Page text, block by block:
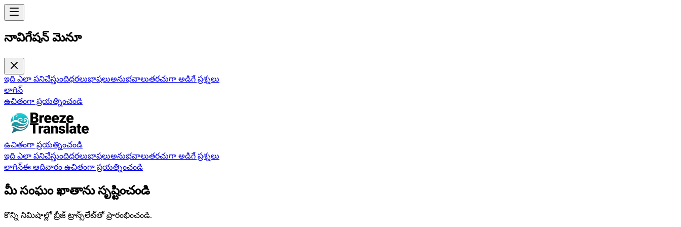
నావిగేషన్ మెనూ
ఇది ఎలా పనిచేస్తుందిధరలుభాషలుఅనుభవాలుతరచుగా అడిగే ప్రశ్నలు
లాగిన్
ఉచితంగా ప్రయత్నించండి
ఉచితంగా ప్రయత్నించండి
ఇది ఎలా పనిచేస్తుందిధరలుభాషలుఅనుభవాలుతరచుగా అడిగే ప్రశ్నలు
లాగిన్ఈ ఆదివారం ఉచితంగా ప్రయత్నించండి
మీ సంఘం ఖాతాను సృష్టించండి
కొన్ని నిమిషాల్లో బ్రీజ్ ట్రాన్స్‌లేట్‌తో ప్రారంభించండి.